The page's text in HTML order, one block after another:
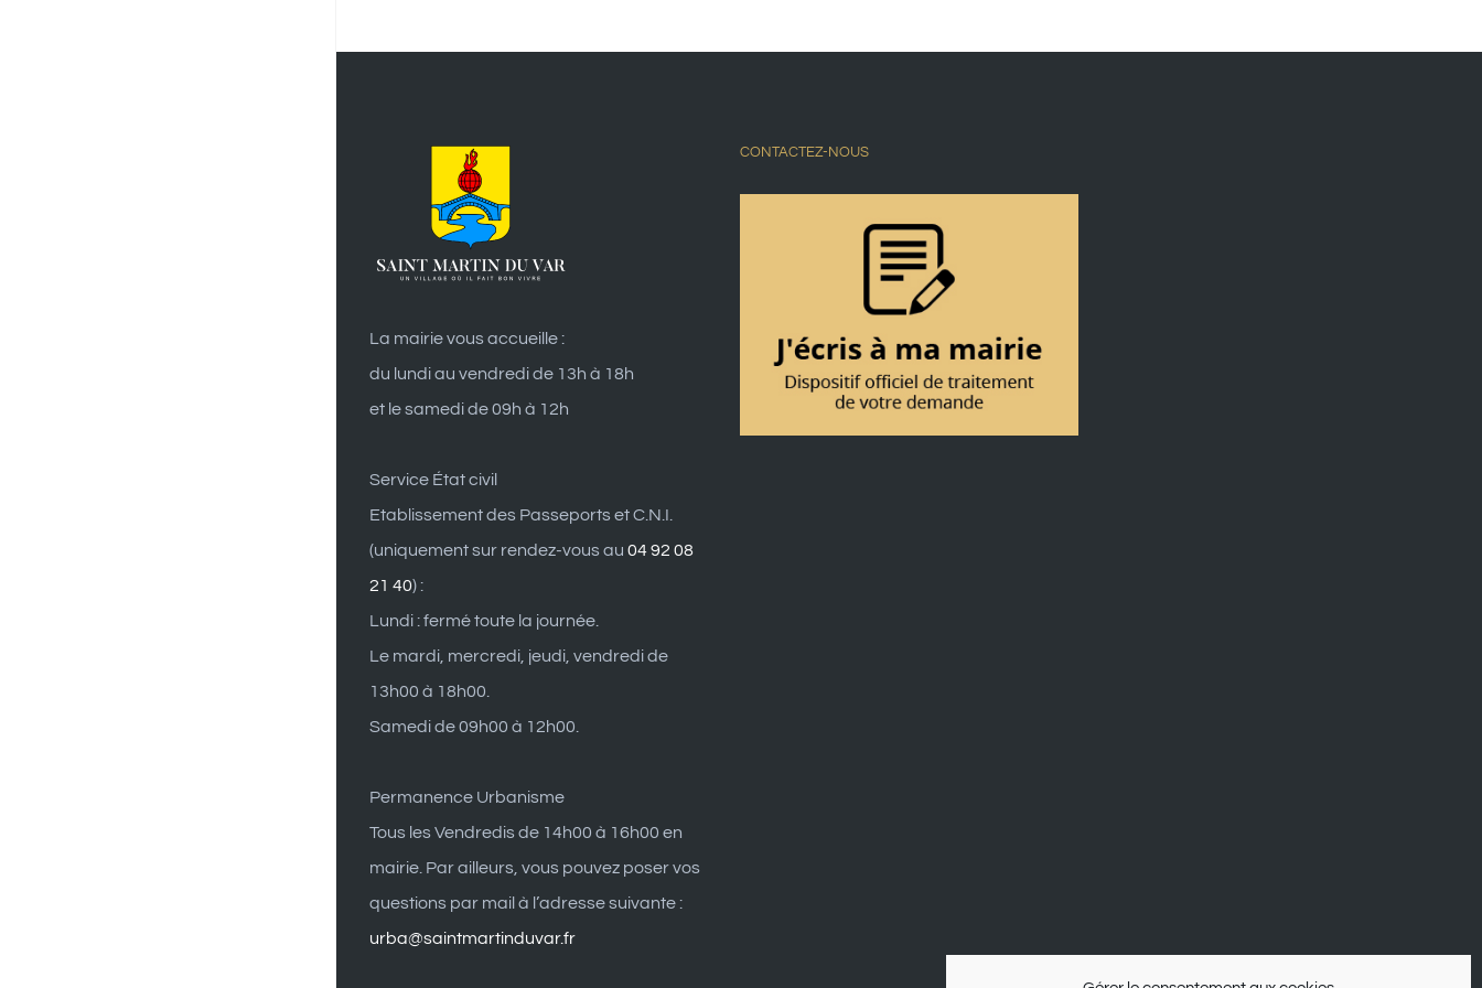
La mairie vous accueille :
du lundi au vendredi de 13h à 18h
et le samedi de 09h à 12h
Service État civil
Etablissement des Passeports et C.N.I.
(uniquement sur rendez-vous au 04 92 08
21 40) :
Lundi : fermé toute la journée.
Le mardi, mercredi, jeudi, vendredi de
13h00 à 18h00.
Samedi de 09h00 à 12h00.
Permanence Urbanisme
Tous les Vendredis de 14h00 à 16h00 en
mairie. Par ailleurs, vous pouvez poser vos
questions par mail à l’adresse suivante :
urba@saintmartinduvar.fr
CONTACTEZ-NOUS